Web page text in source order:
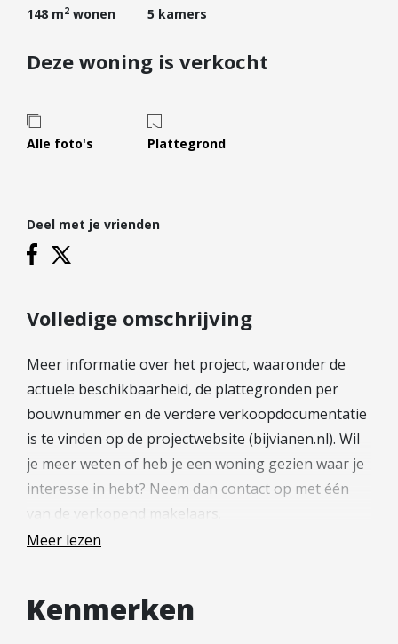
Taxeren
Projectontwikkelaars
Particulieren
Hypotheek oversluiten
Hypotheek verhogen
Financiële check
Duurzame hypotheek
Reviews
Contact
Leer ons kennen
Over Ons
Ons Team
Blog
148 m2 wonen 5 kamers
Deze woning is verkocht
Alle foto's Plattegrond
Deel met je vrienden
Volledige omschrijving
Meer informatie over het project, waaronder de
actuele beschikbaarheid, de plattegronden per
bouwnummer en de verdere verkoopdocumentatie
is te vinden op de projectwebsite (bijvianen.nl). Wil
je meer weten of heb je een woning gezien waar je
interesse in hebt? Neem dan contact op met één
van de verkopend makelaars.
De hoek- en tussenwoningen type E & F in
Meer lezen
Kenmerken